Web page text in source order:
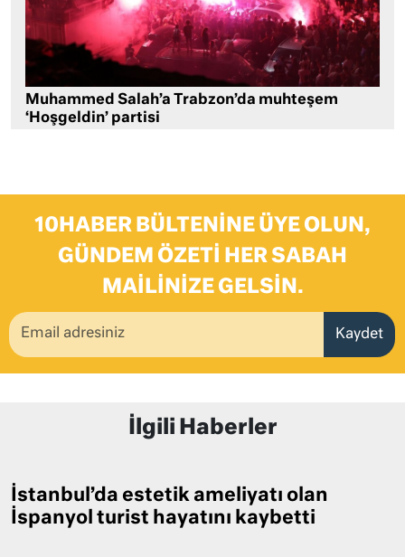
Muhammed Salah’a Trabzon’da muhteşem
‘Hoşgeldin’ partisi
10HABER BÜLTENINE ÜYE OLUN,
GÜNDEM ÖZETI HER SABAH
MAILINIZE GELSIN.
Kaydet
İlgili Haberler
İstanbul’da estetik ameliyatı olan
İspanyol turist hayatını kaybetti